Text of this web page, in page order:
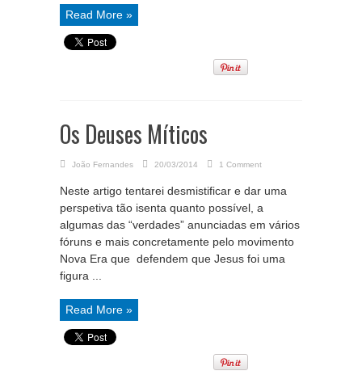
Read More »
Os Deuses Míticos
João Fernandes 20/03/2014 1 Comment
Neste artigo tentarei desmistificar e dar uma
perspetiva tão isenta quanto possível, a
algumas das “verdades” anunciadas em vários
fóruns e mais concretamente pelo movimento
Nova Era que defendem que Jesus foi uma
figura ...
Read More »